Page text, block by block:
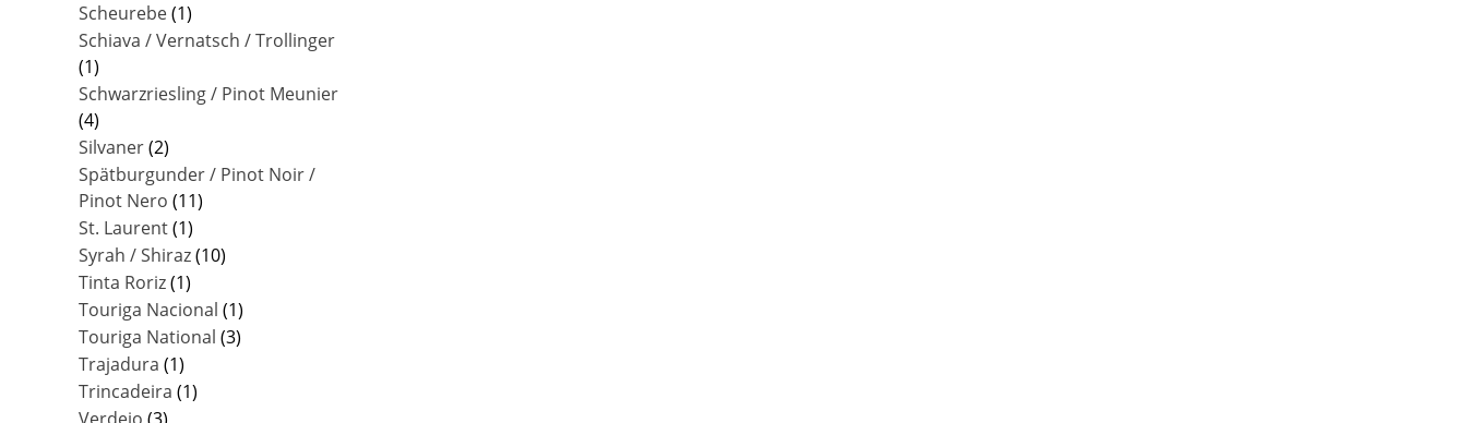
Scheurebe(1)
Schiava / Vernatsch / Trollinger
(1)
Schwarzriesling / Pinot Meunier
(4)
Silvaner(2)
Spätburgunder / Pinot Noir /
Pinot Nero (11)
St. Laurent(1)
Syrah / Shiraz(10)
Tinta Roriz(1)
Touriga Nacional (1)
Touriga National (3)
Trajadura (1)
Trincadeira (1)